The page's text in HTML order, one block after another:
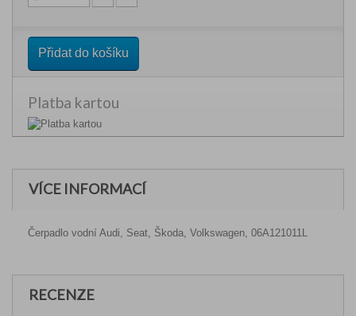
Přidat do košíku
Platba kartou
VÍCE INFORMACÍ
Čerpadlo vodní Audi, Seat, Škoda, Volkswagen, 06A121011L
RECENZE